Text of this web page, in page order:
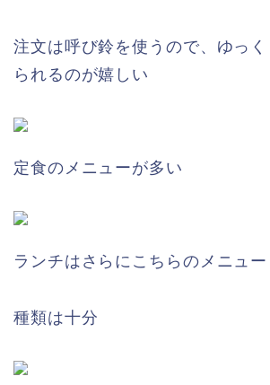
注文は呼び鈴を使うので、ゆっ
られるのが嬉しい
定食のメニューが多い
ランチはさらにこちらのメニュ
種類は十分